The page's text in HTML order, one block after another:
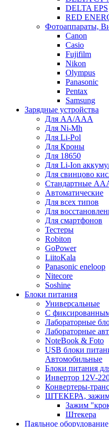
DELTA EPS
RED
Фотоаппараты,
Canon
Casio
Fujifilm
Nikon
Olympus
Panasonic
Pentax
Samsung
Зарядные устройства
Для AA/AAA
Для Ni-Mh
Для Li-Pol
Для Кроны
Для 18650
Для Li-Ion
Для свинцово
Стандартные
Автоматические
Для всех типов
Для
Для смартфонов
Тестеры
Robiton
GoPower
LiitoKala
Panasonic eneloop
Nitecore
Soshine
Блоки питания
Универсальные
C
Лабораторные
Лабораторные
NoteBook & Foto
USB блоки
Автомобильные
Блоки питания
Инвертор 12V-
Конвертеры-
ШТЕКЕРА,
Зажим
Штекера
Паяльное оборудование